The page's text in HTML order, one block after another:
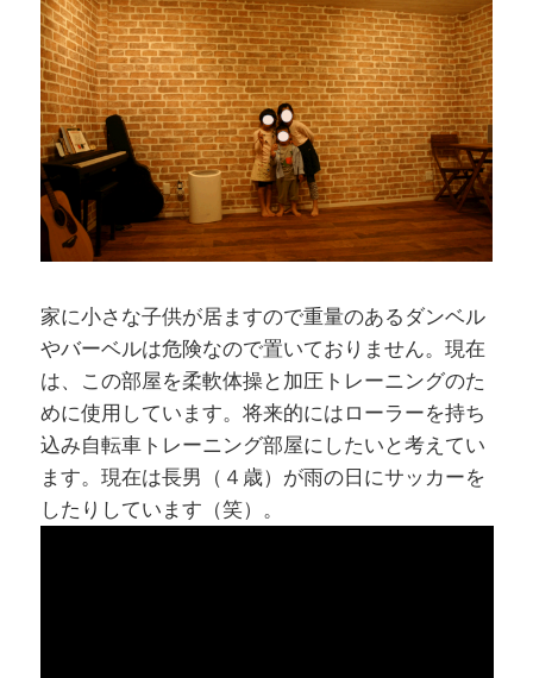
家に小さな子供が居ますので重量のあるダンベル
やバーベルは危険なので置いておりません。現在
は、この部屋を柔軟体操と加圧トレーニングのた
めに使用しています。将来的にはローラーを持ち
込み自転車トレーニング部屋にしたいと考えてい
ます。現在は長男（４歳）が雨の日にサッカーを
したりしています（笑）。